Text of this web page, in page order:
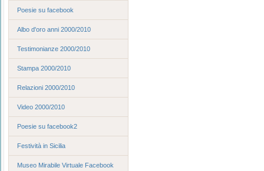
Poesie su facebook
Albo d'oro anni 2000/2010
Testimonianze 2000/2010
Stampa 2000/2010
Relazioni 2000/2010
Video 2000/2010
Poesie su facebook2
Festività in Sicilia
Museo Mirabile Virtuale Facebook